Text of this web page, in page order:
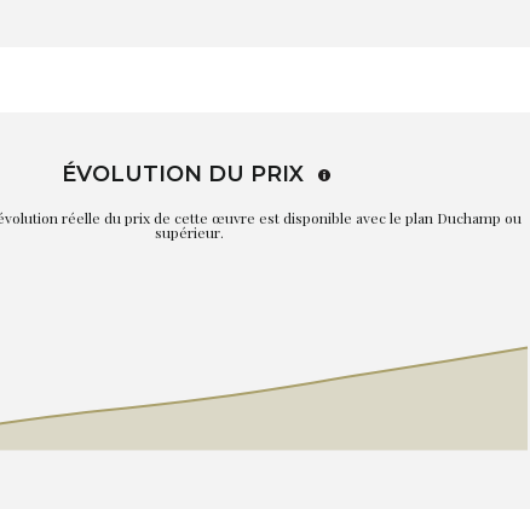
ÉVOLUTION DU PRIX
réelle du prix de cette œuvre est disponible avec le plan Duchamp ou
supérieur.